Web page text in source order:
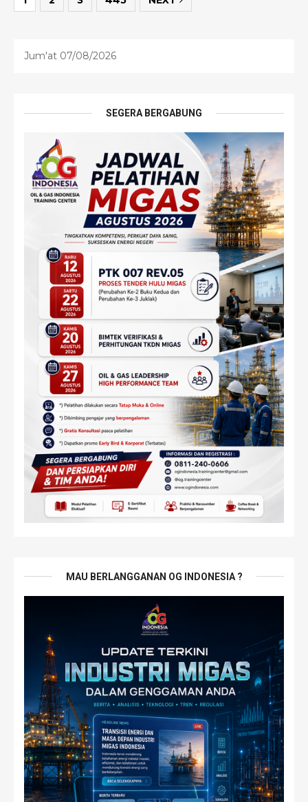
Jum'at 07/08/2026
SEGERA BERGABUNG
MAU BERLANGGANAN OG INDONESIA ?